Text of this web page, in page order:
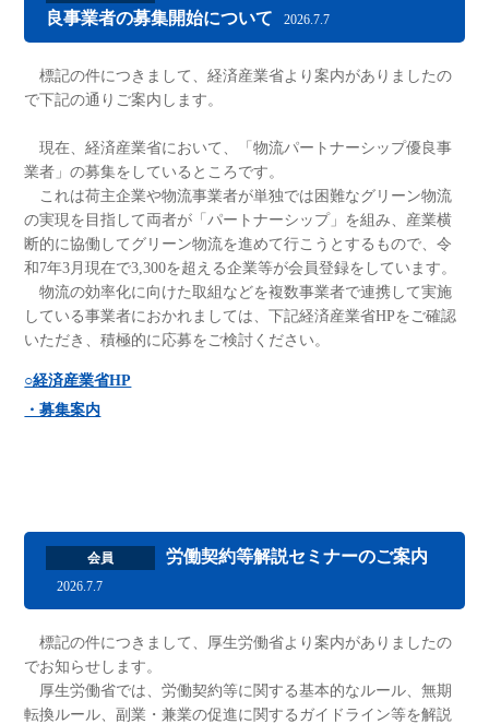
良事業者の募集開始について
2026.7.7
標記の件につきまして、経済産業省より案内がありましたの
で下記の通りご案内します。
現在、経済産業省において、「物流パートナーシップ優良事
業者」の募集をしているところです。
これは荷主企業や物流事業者が単独では困難なグリーン物流
の実現を目指して両者が「パートナーシップ」を組み、産業横
断的に協働してグリーン物流を進めて行こうとするもので、令
和7年3月現在で3,300を超える企業等が会員登録をしています。
物流の効率化に向けた取組などを複数事業者で連携して実施
している事業者におかれましては、下記経済産業省HPをご確認
いただき、積極的に応募をご検討ください。
○経済産業省HP
・募集案内
会員 労働契約等解説セミナーのご案内
2026.7.7
標記の件につきまして、厚生労働省より案内がありましたの
でお知らせします。
厚生労働省では、労働契約等に関する基本的なルール、無期
転換ルール、副業・兼業の促進に関するガイドライン等を解説